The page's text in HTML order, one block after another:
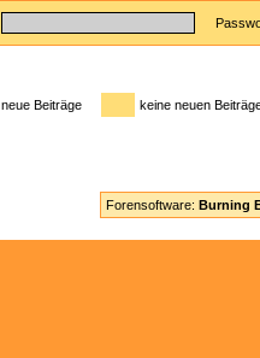
neue Beiträge keine neuen
Forensoftware: Burning